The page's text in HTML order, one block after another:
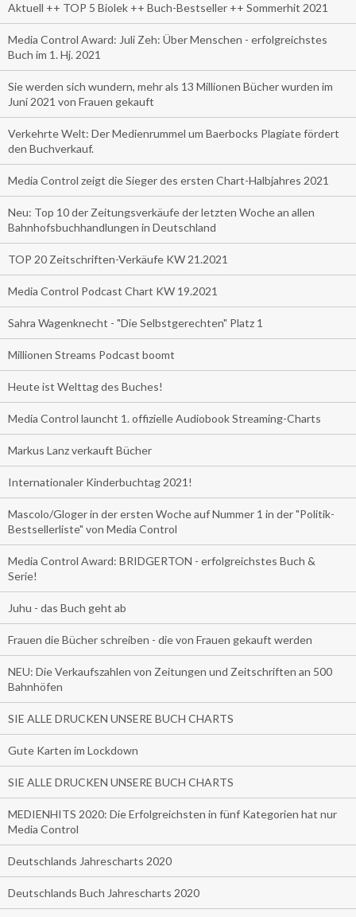
Aktuell ++ TOP 5 Biolek ++ Buch-Bestseller ++ Sommerhit 2021
Media Control Award: Juli Zeh: Über Menschen - erfolgreichstes
Buch im 1. Hj. 2021
Sie werden sich wundern, mehr als 13 Millionen Bücher wurden im
Juni 2021 von Frauen gekauft
Verkehrte Welt: Der Medienrummel um Baerbocks Plagiate fördert
den Buchverkauf.
Media Control zeigt die Sieger des ersten Chart-Halbjahres 2021
Neu: Top 10 der Zeitungsverkäufe der letzten Woche an allen
Bahnhofsbuchhandlungen in Deutschland
TOP 20 Zeitschriften-Verkäufe KW 21.2021
Media Control Podcast Chart KW 19.2021
Sahra Wagenknecht - "Die Selbstgerechten" Platz 1
Millionen Streams Podcast boomt
Heute ist Welttag des Buches!
Media Control launcht 1. offizielle Audiobook Streaming-Charts
Markus Lanz verkauft Bücher
Internationaler Kinderbuchtag 2021!
Mascolo/Gloger in der ersten Woche auf Nummer 1 in der "Politik-
Bestsellerliste" von Media Control
Media Control Award: BRIDGERTON - erfolgreichstes Buch &
Serie!
Juhu - das Buch geht ab
Frauen die Bücher schreiben - die von Frauen gekauft werden
NEU: Die Verkaufszahlen von Zeitungen und Zeitschriften an 500
Bahnhöfen
SIE ALLE DRUCKEN UNSERE BUCH CHARTS
Gute Karten im Lockdown
SIE ALLE DRUCKEN UNSERE BUCH CHARTS
MEDIENHITS 2020: Die Erfolgreichsten in fünf Kategorien hat nur
Media Control
Deutschlands Jahrescharts 2020
Deutschlands Buch Jahrescharts 2020